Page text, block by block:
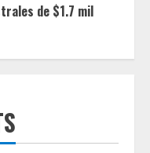
de $1.7 mil